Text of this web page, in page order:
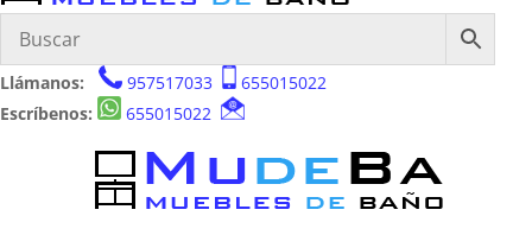
Llámanos: 957517033
655015022
Escríbenos:
655015022